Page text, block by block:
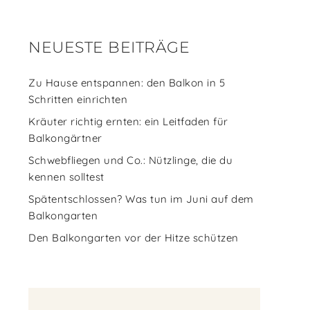
NEUESTE BEITRÄGE
Zu Hause entspannen: den Balkon in 5
Schritten einrichten
Kräuter richtig ernten: ein Leitfaden für
Balkongärtner
Schwebfliegen und Co.: Nützlinge, die du
kennen solltest
Spätentschlossen? Was tun im Juni auf dem
Balkongarten
Den Balkongarten vor der Hitze schützen